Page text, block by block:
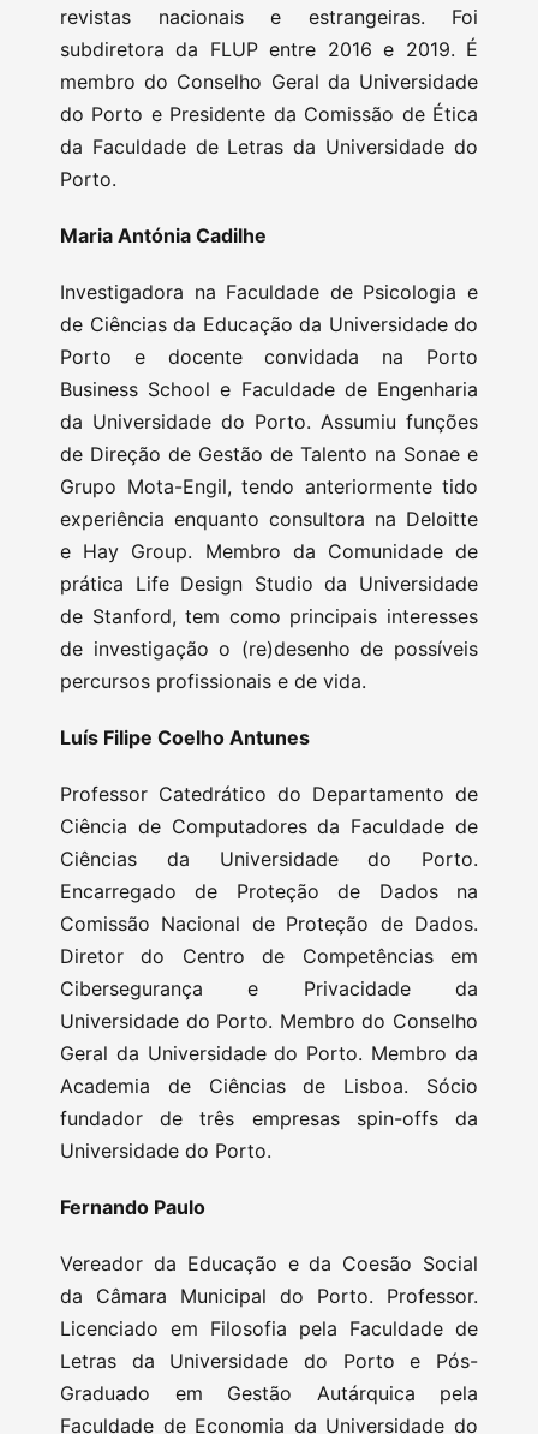
revistas nacionais e estrangeiras. Foi
subdiretora da FLUP entre 2016 e 2019. É
membro do Conselho Geral da Universidade
do Porto e Presidente da Comissão de Ética
da Faculdade de Letras da Universidade do
Porto.
Maria Antónia Cadilhe
Investigadora na Faculdade de Psicologia e
de Ciências da Educação da Universidade do
Porto e docente convidada na Porto
Business School e Faculdade de Engenharia
da Universidade do Porto. Assumiu funções
de Direção de Gestão de Talento na Sonae e
Grupo Mota-Engil, tendo anteriormente tido
experiência enquanto consultora na Deloitte
e Hay Group. Membro da Comunidade de
prática Life Design Studio da Universidade
de Stanford, tem como principais interesses
de investigação o (re)desenho de possíveis
percursos profissionais e de vida.
Luís Filipe Coelho Antunes
Professor Catedrático do Departamento de
Ciência de Computadores da Faculdade de
Ciências da Universidade do Porto.
Encarregado de Proteção de Dados na
Comissão Nacional de Proteção de Dados.
Diretor do Centro de Competências em
Cibersegurança e Privacidade da
Universidade do Porto. Membro do Conselho
Geral da Universidade do Porto. Membro da
Academia de Ciências de Lisboa. Sócio
fundador de três empresas spin-offs da
Universidade do Porto.
Fernando Paulo
Vereador da Educação e da Coesão Social
da Câmara Municipal do Porto. Professor.
Licenciado em Filosofia pela Faculdade de
Letras da Universidade do Porto e Pós-
Graduado em Gestão Autárquica pela
Faculdade de Economia da Universidade do